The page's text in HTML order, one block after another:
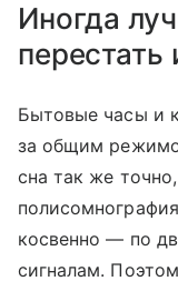
Иногда
перестать
Бытовые часы и
за общим
сна так же
косвенно — по
сигналам.